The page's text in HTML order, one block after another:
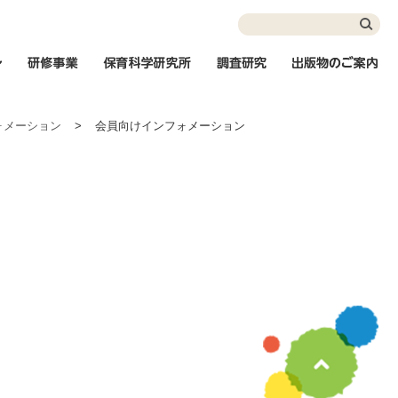
インフォメーション
研修事業 保育科学研究所調査研究
ーション > 会員向けインフォメーション